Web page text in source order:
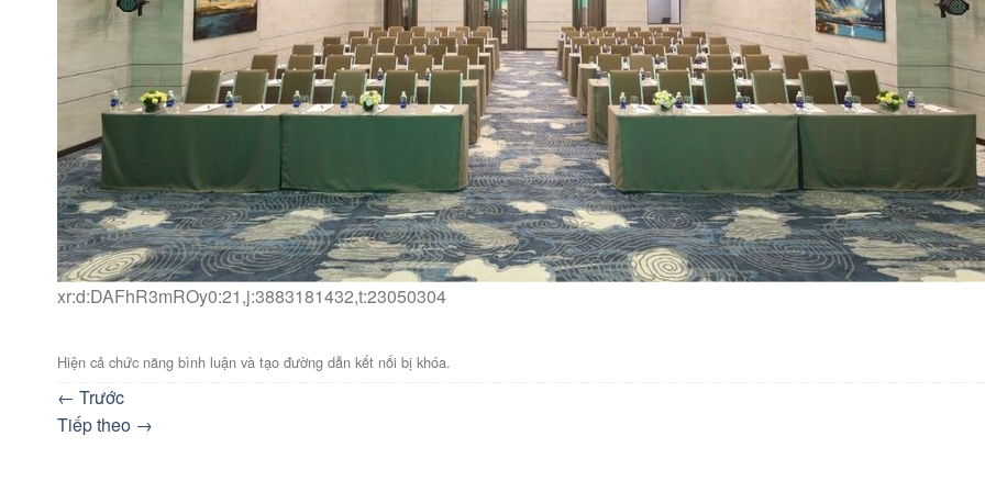
xr:d:DAFhR3mROy0:21,j:3883181432,t:23050304
Hiện cả chức năng bình luận và tạo đường dẫn kết nối bị khóa.
← Trước
Tiếp theo →